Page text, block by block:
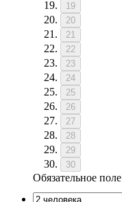
19
20
21
22
23
24
25
26
27
28
29
30
Обязательное поле